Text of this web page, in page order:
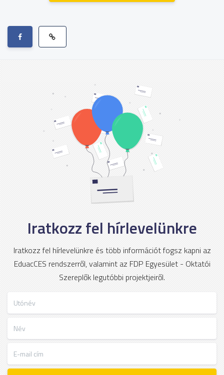
Iratkozz fel hírlevelünkre
Iratkozz fel hírlevelünkre és több információt fogsz kapni az
EduacCES rendszerről, valamint az FDP Egyesület - Oktatói
Szereplők legutóbbi projektjeiről.